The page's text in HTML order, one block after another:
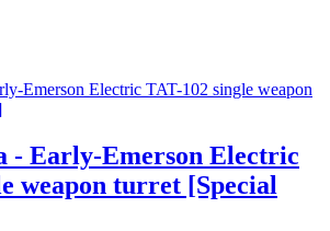
- Early-Emerson Electric
weapon turret [Special